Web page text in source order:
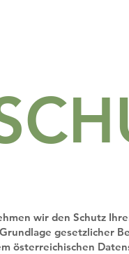
wir den Schutz
gesetzlicher
österreichischen